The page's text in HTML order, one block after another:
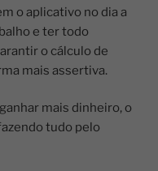
o aplicativo no dia a
e ter todo
o cálculo de
mais assertiva.
mais dinheiro, o
tudo pelo